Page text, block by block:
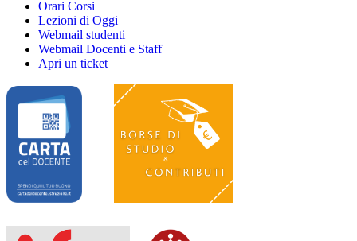
Orari Corsi
Lezioni di Oggi
Webmail studenti
Webmail Docenti e Staff
Apri un ticket